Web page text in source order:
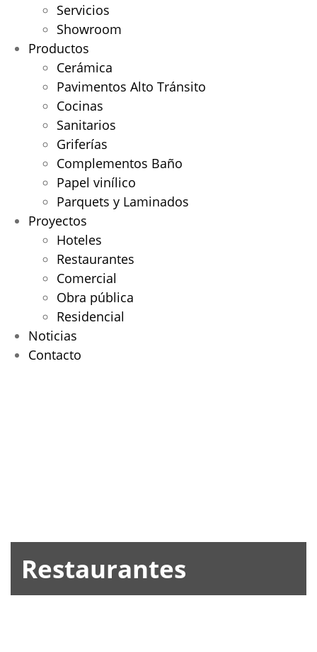
Servicios
Showroom
Productos
Cerámica
Pavimentos Alto Tránsito
Cocinas
Sanitarios
Griferías
Complementos Baño
Papel vinílico
Parquets y Laminados
Proyectos
Hoteles
Restaurantes
Comercial
Obra pública
Residencial
Noticias
Contacto
Restaurantes